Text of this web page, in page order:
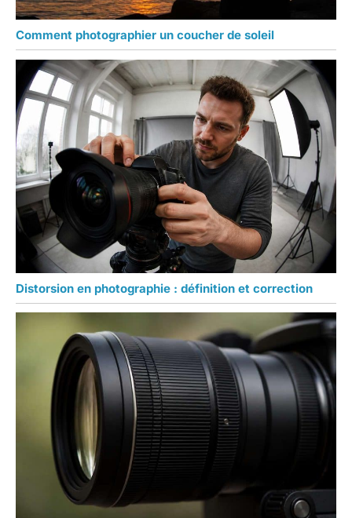
Comment photographier un coucher de soleil
Distorsion en photographie : définition et correction